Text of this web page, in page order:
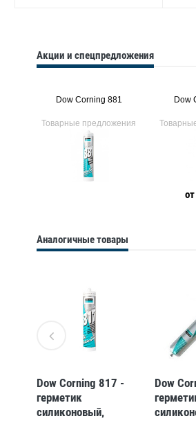
Акции и спецпредложения
Dow Corning 881
Товарные предложения
Dow
Аналогичные товары
Dow Corning 817 -
герметик
силиконовый,
Dow